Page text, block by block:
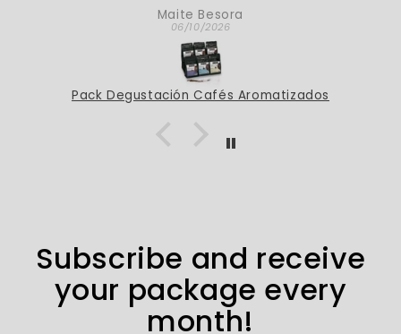
Maite Besora
06/10/2026
Pack Degustación Cafés Aromatizados
Subscribe and receive
your package every
month!